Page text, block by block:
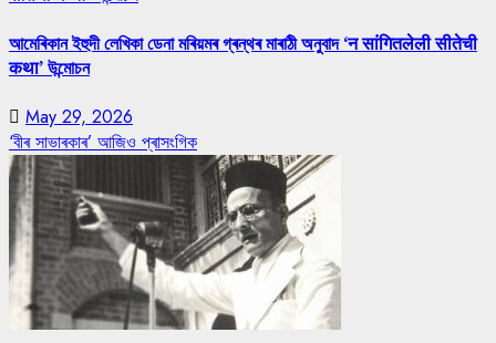
আমেৰিকান ইহুদী লেখিকা ডেনা মৰিয়মৰ গ্ৰন্থৰ মাৰাঠী অনুবাদ ‘न सांगितलेली सीतेची
कथा’ উন্মোচন
May 29, 2026
‘বীৰ সাভাৰকাৰ’ আজিও প্ৰাসংগিক